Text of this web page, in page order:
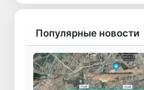
Популярные новости